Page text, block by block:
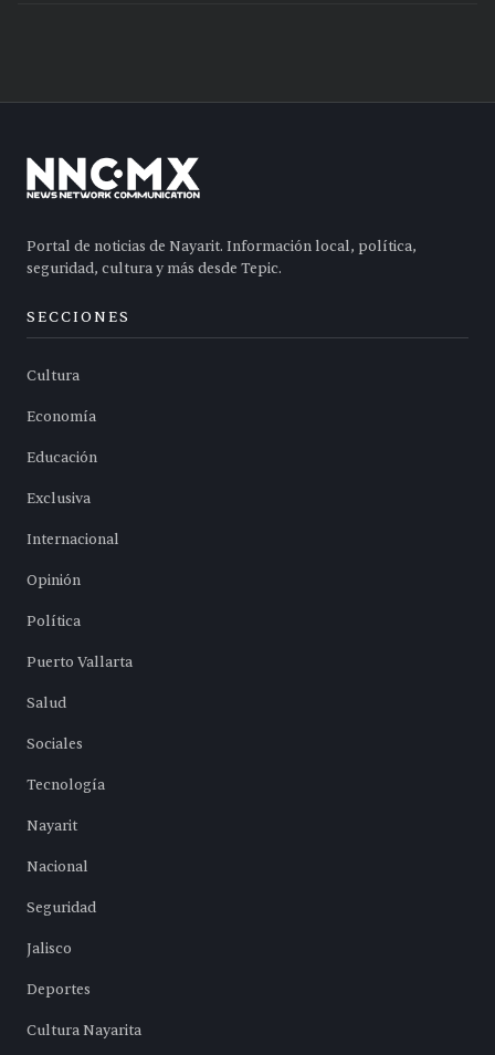
Portal de noticias de Nayarit. Información local, política,
seguridad, cultura y más desde Tepic.
SECCIONES
Cultura
Economía
Educación
Exclusiva
Internacional
Opinión
Política
Puerto Vallarta
Salud
Sociales
Tecnología
Nayarit
Nacional
Seguridad
Jalisco
Deportes
Cultura Nayarita